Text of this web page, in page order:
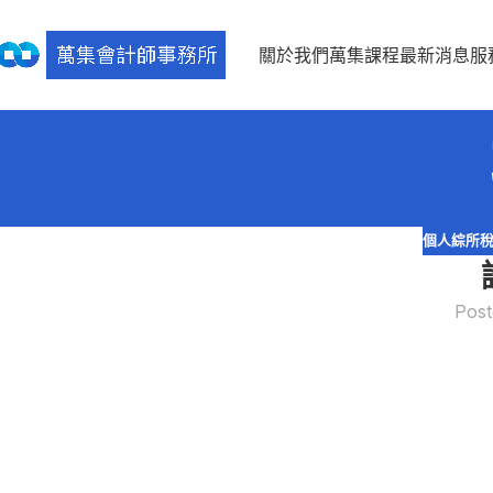
關於我們萬集課程最新消息服
個人綜所稅